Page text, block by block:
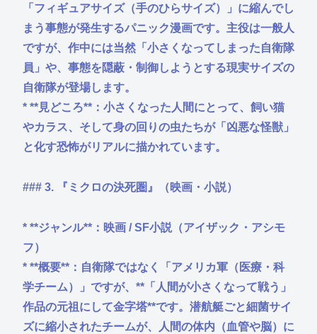
「フィギュアサイズ（手のひらサイズ）」に縮んでし
まう事態が発生するパニック漫画です。主役は一般人
ですが、作中には当然「小さくなってしまった自衛隊
員」や、事態を隠蔽・制御しようとする現実サイズの
自衛隊が登場します。
* **見どころ**：小さくなった人間にとって、飼い猫
やカラス、そして身の回りの虫たちが「凶悪な怪獣」
と化す恐怖がリアルに描かれています。
### 3. 『ミクロの決死圏』（映画・小説）
* **ジャンル**：映画 / SF小説（アイザック・アシモ
フ）
* **概要**：自衛隊ではなく「アメリカ軍（医療・科
学チーム）」ですが、**「人間が小さくなって戦う」
作品の元祖にして金字塔**です。潜航艇ごと細菌サイ
ズに縮小されたチームが、人間の体内（血管や脳）に